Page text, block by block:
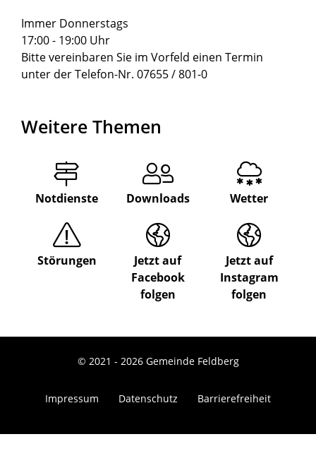
Immer Donnerstags
17:00 - 19:00 Uhr
Bitte vereinbaren Sie im Vorfeld einen Termin
unter der Telefon-Nr. 07655 / 801-0
Weitere Themen
Notdienste Downloads Wetter
Störungen
Jetzt auf
Facebook
folgen
Jetzt auf
Instagram
folgen
© 2021 - 2026 Gemeinde Feldberg
Impressum Datenschutz Barrierefreiheit